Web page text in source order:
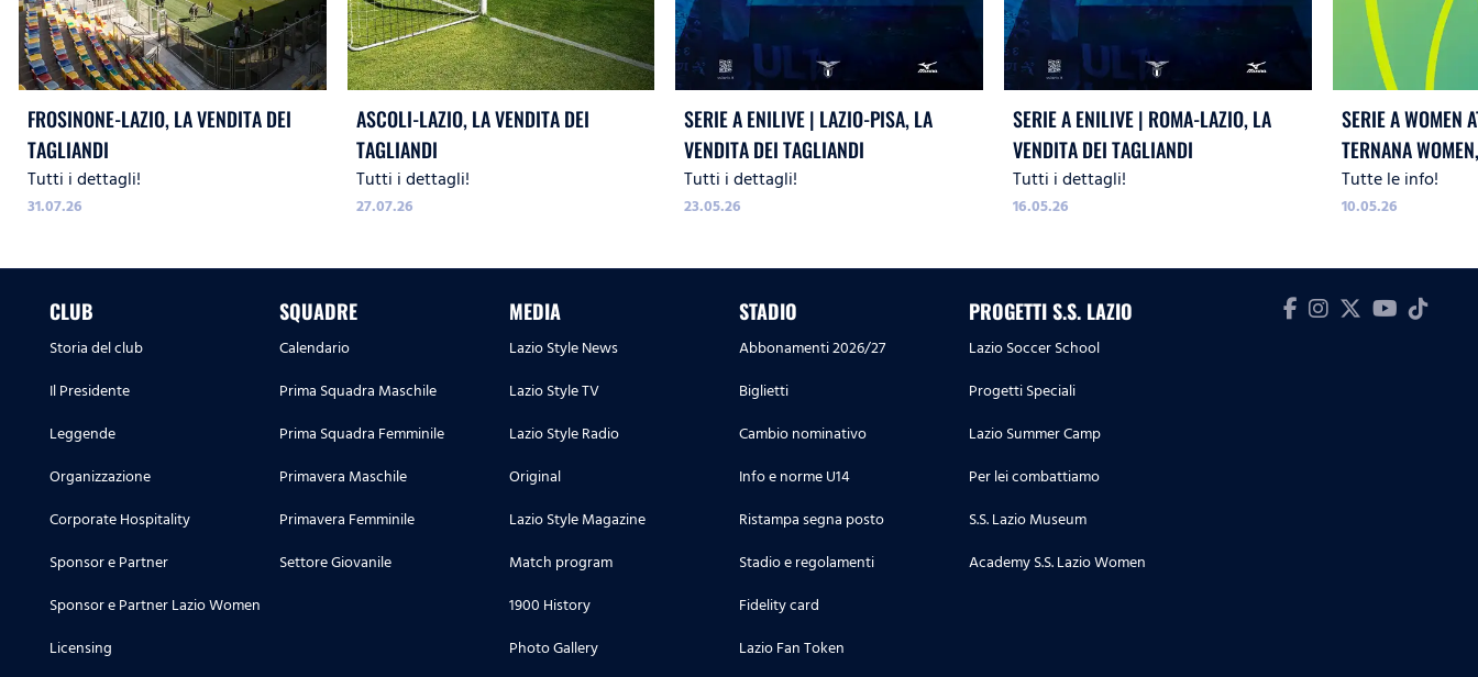
FROSINONE-LAZIO, LA VENDITA DEI
TAGLIANDI
Tutti i dettagli!
31.07.26
ASCOLI-LAZIO, LA VENDITA DEI
TAGLIANDI
Tutti i dettagli!
27.07.26
SERIE A ENILIVE | LAZIO-PISA, LA
VENDITA DEI TAGLIANDI
Tutti i dettagli!
23.05.26
SERIE A ENILIVE | ROMA-LAZIO, LA
VENDITA DEI TAGLIANDI
Tutti i dettagli!
16.05.26
SERIE A WOMEN
TERNANA
TAGLIANDI
Tutte le info!
10.05.26
CLUB
Storia del club
Il Presidente
Leggende
Organizzazione
Corporate Hospitality
Sponsor e Partner
Sponsor e Partner Lazio Women
Licensing
SQUADRE
Calendario
Prima Squadra Maschile
Prima Squadra Femminile
Primavera Maschile
Primavera Femminile
Settore Giovanile
MEDIA
Lazio Style News
Lazio Style TV
Lazio Style Radio
Original
Lazio Style Magazine
Match program
1900 History
Photo Gallery
STADIO
Abbonamenti 2026/27
Biglietti
Cambio nominativo
Info e norme U14
Ristampa segna posto
Stadio e regolamenti
Fidelity card
Lazio Fan Token
PROGETTI S.S. LAZIO
Lazio Soccer School
Progetti Speciali
Lazio Summer Camp
Per lei combattiamo
S.S. Lazio Museum
Academy S.S. Lazio Women